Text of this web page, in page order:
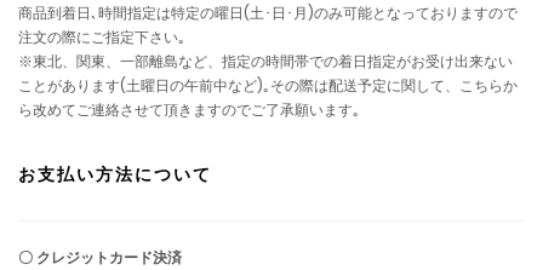
商品到着日､時間指定は特定の曜日(土･日･月)のみ可能となっておりますので
注文の際にご指定下さい｡
※東北、関東、一部離島など、指定の時間帯での着日指定がお受け出来ない
ことがあります(土曜日の午前中など)｡その際は配送予定に関して、こちらか
ら改めてご連絡させて頂きますのでご了承願います｡
お支払い方法について
〇 クレジットカード決済